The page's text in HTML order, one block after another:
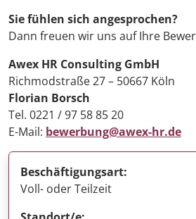
Sie fühlen sich angesprochen?
Dann freuen wir uns auf Ihre
Awex HR Consulting GmbH
Richmodstraße 27 – 50667 Köln
Florian Borsch
Tel. 0221 / 97 58 85 20
E-Mail: bewerbung@awex-hr.de
Beschäftigungsart:
Voll- oder Teilzeit